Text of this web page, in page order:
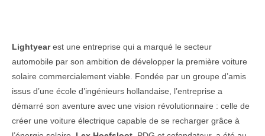
Lightyearest une entreprise qui a marqué le secteur
automobile par son ambition de développer la première voiture
solaire commercialement viable. Fondée par un groupe d’amis
issus d’une école d’ingénieurs hollandaise, l’entreprise a
démarré son aventure avec une vision révolutionnaire : celle de
créer une voiture électrique capable de se recharger grâce à